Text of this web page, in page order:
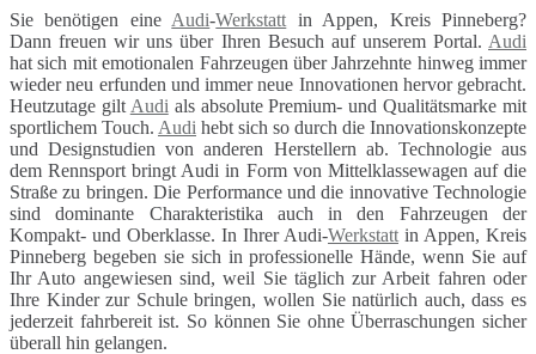
Sie benötigen eine Audi-Werkstatt in Appen, Kreis Pinneberg?
Dann freuen wir uns über Ihren Besuch auf unserem Portal. Audi
hat sich mit emotionalen Fahrzeugen über Jahrzehnte hinweg immer
wieder neu erfunden und immer neue Innovationen hervor gebracht.
Heutzutage gilt Audi als absolute Premium- und Qualitätsmarke mit
sportlichem Touch. Audi hebt sich so durch die Innovationskonzepte
und Designstudien von anderen Herstellern ab. Technologie aus
dem Rennsport bringt Audi in Form von Mittelklassewagen auf die
Straße zu bringen. Die Performance und die innovative Technologie
sind dominante Charakteristika auch in den Fahrzeugen der
Kompakt- und Oberklasse. In Ihrer Audi-Werkstatt in Appen, Kreis
Pinneberg begeben sie sich in professionelle Hände, wenn Sie auf
Ihr Auto angewiesen sind, weil Sie täglich zur Arbeit fahren oder
Ihre Kinder zur Schule bringen, wollen Sie natürlich auch, dass es
jederzeit fahrbereit ist. So können Sie ohne Überraschungen sicher
überall hin gelangen.